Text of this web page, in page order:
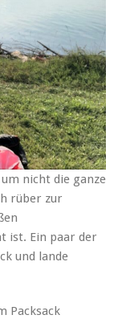
nicht die ganze
rüber zur
ist. Ein paar der
und lande
Packsack